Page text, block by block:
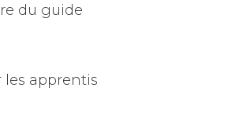
du guide
les apprentis